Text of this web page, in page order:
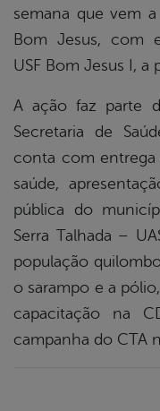
semana que vem
Bom Jesus, com
USF Bom Jesus I, a
A ação faz parte
Secretaria de
conta com entrega
saúde,
pública do
Serra Talhada –
população
o sarampo e a
capacitação na
campanha do CTA